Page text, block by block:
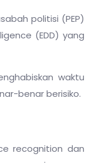
politisi (PEP)
(EDD) yang
waktu
benar berisiko.
recognition dan